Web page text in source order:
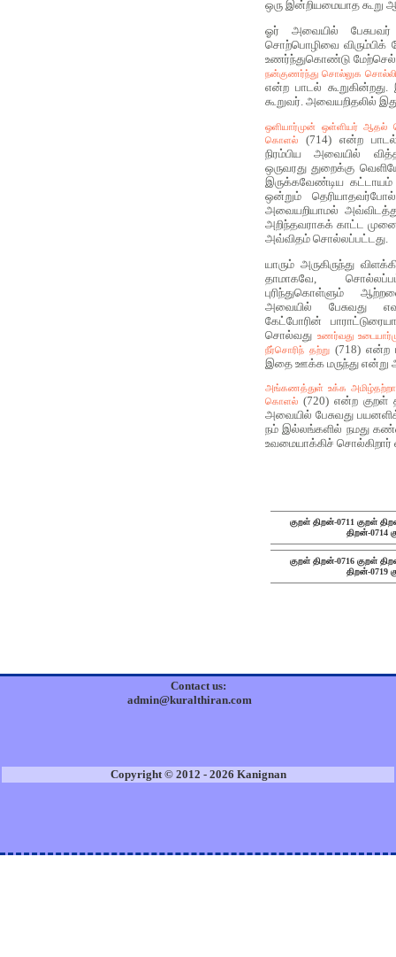
ஒரு இன்றியமையாத கூறு
ஓர் அவையில்
சொற்பொழிவை விரும்பிக்
உணர்ந்துகொண்டு
நன்குணர்ந்து சொல்லுக
என்ற பாடல்
கூறுவர். அவையறிதலில்
ஒளியார்முன் ஒள்ளியர்
கொளல் (714) என்ற
நிரம்பிய அவையில்
ஒருவரது துறைக்கு
இருக்கவேண்டிய
ஒன்றும்
அவையறியாமல்
அறிந்தவராகக் காட்ட
அவ்விதம் சொல்லப்பட்டது.
யாரும் அருகிருந்து
தாமாகவே,
புரிந்துகொள்ளும்
அவையில் பேசுவது
கேட்போரின்
சொல்வது உணர்வது
நீர்சொரிந் தற்று (718) என்ற
இதை ஊக்க மருந்து
அங்கணத்துள் உக்க
கொளல் (720) என்ற குறள்
அவையில் பேசுவது
நம் இல்லங்களில் நமது
உவமையாக்கிச் சொல்கிறார்
குறள் திறன்-0711 குறள்
திறன்-0714
குறள் திறன்-0716 குறள்
திறன்-0719
Contact us:
admin@kuralthiran.com
Copyright © 2012 - 2026 Kanignan